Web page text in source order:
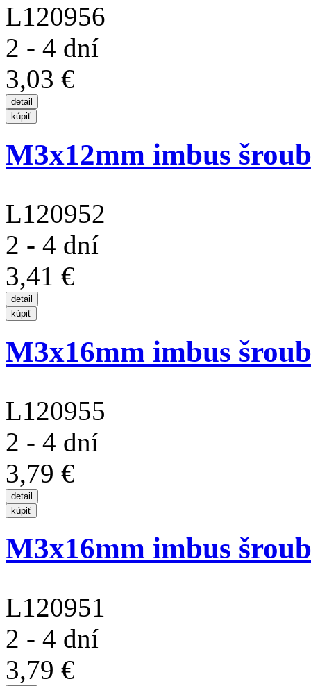
L120956
2 - 4 dní
3,03 €
M3x12mm imbus
L120952
2 - 4 dní
3,41 €
M3x16mm imbus
L120955
2 - 4 dní
3,79 €
M3x16mm imbus
L120951
2 - 4 dní
3,79 €